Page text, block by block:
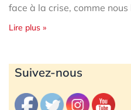
face à la crise, comme nous
Lire plus »
Suivez-nous
Archives